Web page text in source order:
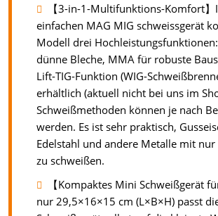
【3-in-1-Multifunktions-Komfort】
einfachen MAG MIG schweissgerät
Modell drei
dünne Bleche, MMA für robuste
Lift-TIG-Funktion (WIG-
erhältlich (aktuell nicht bei uns im
Schweißmethoden können je nach
werden. Es ist sehr praktisch,
Edelstahl und andere Metalle mit
zu schweißen.
【Kompaktes Mini Schweißgerät
nur 29,5×16×15 cm (L×B×H) passt